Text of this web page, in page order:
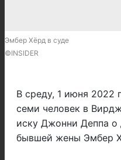
Эмбер Хёрд в суде
©INSIDER
В среду, 1 июня 2022
семи человек в
иску Джонни Деппа
бывшей жены Эмбер